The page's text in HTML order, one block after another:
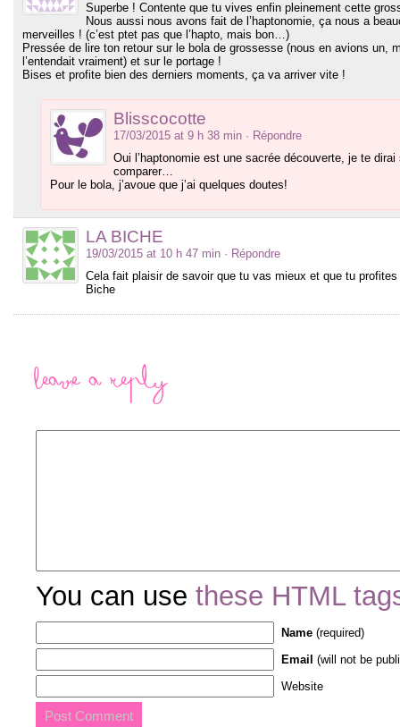
Superbe ! Contente que tu vives enfin pleinement cette
Nous aussi nous avons fait de l’haptonomie, ça nous a
merveilles ! (c’est ptet pas que l’hapto, mais bon…)
Pressée de lire ton retour sur le bola de grossesse (nous en avions un,
l’entendait vraiment) et sur le portage !
Bises et profite bien des derniers moments, ça va arriver vite !
Blisscocotte
17/03/2015 at 9 h 38 min · Répondre
Oui l’haptonomie est une sacrée découverte, je te
comparer…
Pour le bola, j’avoue que j’ai quelques doutes!
LA BICHE
19/03/2015 at 10 h 47 min · Répondre
Cela fait plaisir de savoir que tu vas mieux et que tu
Biche
Leave a Reply
You can use these HTML
Name (required)
Email (will not be
Website